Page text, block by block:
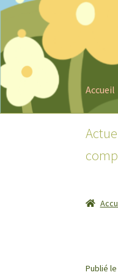
à
au
Accueil
Publié le